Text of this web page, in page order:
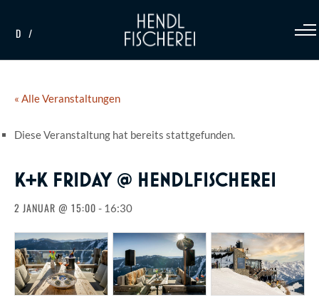
D
« Alle Veranstaltungen
Diese Veranstaltung hat bereits stattgefunden.
K+K FRIDAY @ HENDLFISCHEREI
2 JANUAR @ 15:00 - 16:30